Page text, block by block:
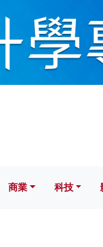
科技
商業 科技